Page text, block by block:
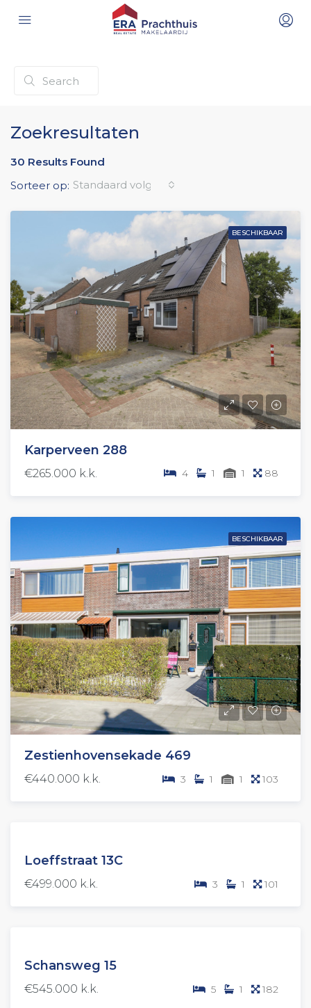
Zoekresultaten
30 Results Found
Sorteer op: Standaard volgorde
BESCHIKBAAR
Karperveen 288
€265.000 k.k. 4 1 1 88
BESCHIKBAAR
Zestienhovensekade 469
€440.000 k.k. 3 1 1 103
Loeffstraat 13C
€499.000 k.k. 3 1 101
(OV)
Schansweg 15
€545.000 k.k. 5 1 182